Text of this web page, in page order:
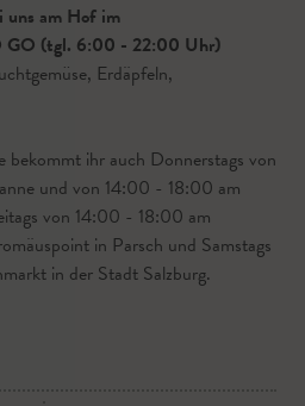
uns am Hof im
GO (tgl. 6:00 - 22:00 Uhr)
Erdäpfeln,
bekommt ihr auch Donnerstags von
und von 14:00 - 18:00 am
von 14:00 - 18:00 am
in Parsch und Samstags
in der Stadt Salzburg.